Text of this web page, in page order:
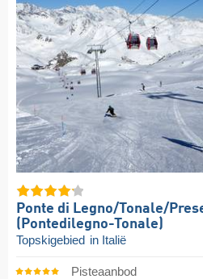
Ponte di Legno/​​Tonale/​​
(Pontedilegno-Tonale)
Topskigebied in Italië
Pisteaanbod